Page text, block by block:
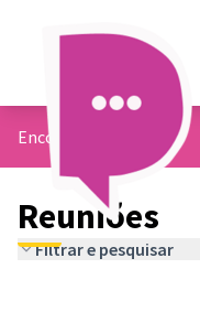
Encontros
Reuniões
Filtrar e pesquisar